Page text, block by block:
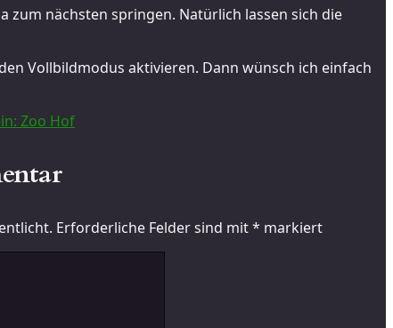
zum nächsten springen. Natürlich lassen sich die
Vollbildmodus aktivieren. Dann wünsch ich einfach
Zoo Hof
Erforderliche Felder sind mit* markiert